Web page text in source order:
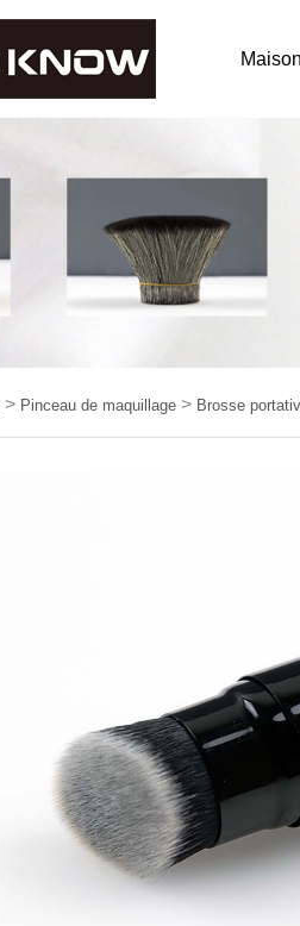
Maison
> Pinceau de maquillage > Brosse